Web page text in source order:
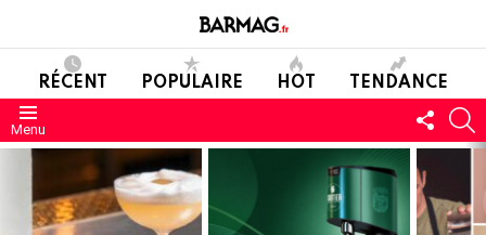
RÉCENT POPULAIRE HOT TENDANCE
Menu
NOUS
DERNIERS